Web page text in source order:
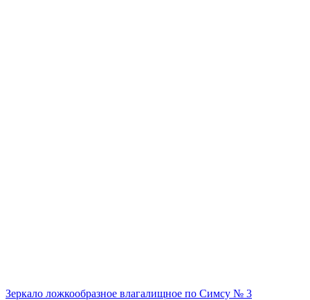
Зеркало ложкообразное влагалищное по Симсу № 3